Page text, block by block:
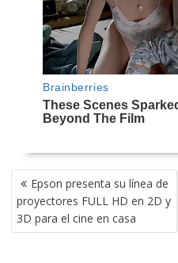
NAVEGACIÓN
DE
ENTRADAS
Epson presenta su línea de
proyectores FULL HD en 2D y
3D para el cine en casa